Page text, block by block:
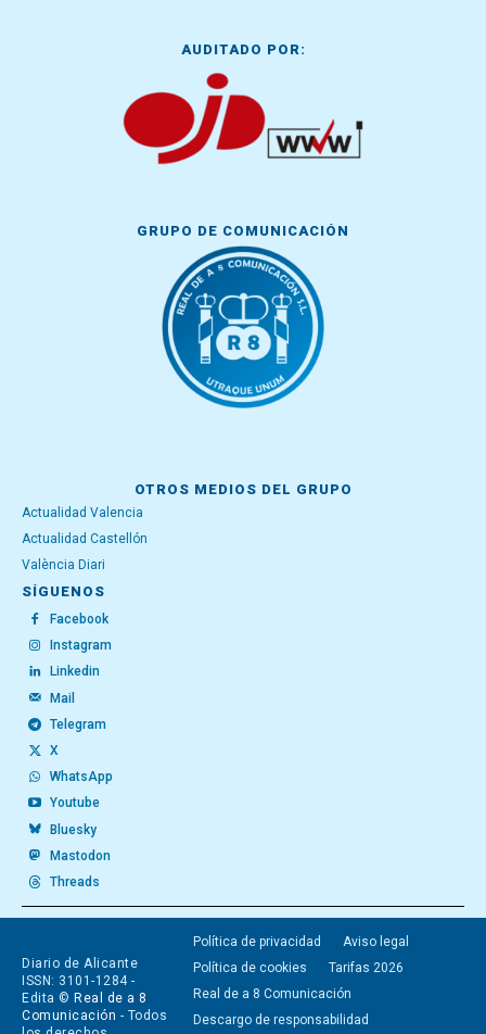
AUDITADO POR:
GRUPO DE COMUNICACIÓN
OTROS MEDIOS DEL GRUPO
Actualidad Valencia
Actualidad Castellón
València Diari
SÍGUENOS
Facebook
Instagram
Linkedin
Mail
Telegram
X
WhatsApp
Youtube
Bluesky
Mastodon
Threads
Diario de Alicante
ISSN: 3101-1284 -
Edita © Real de a 8
Comunicación - Todos
Política de privacidad
Aviso legal
Política de cookies
Tarifas 2026
Real de a 8 Comunicación
Descargo de responsabilidad